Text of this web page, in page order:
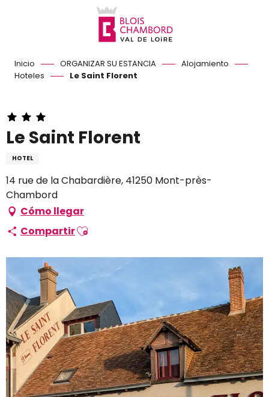
Inicio ORGANIZAR SU ESTANCIA
Alojamiento
Hoteles
Le Saint Florent
Le Saint Florent
HOTEL
14 rue de la Chabardière, 41250 Mont-près-
Chambord
Cómo llegar
CompartirAjouter aux favoris